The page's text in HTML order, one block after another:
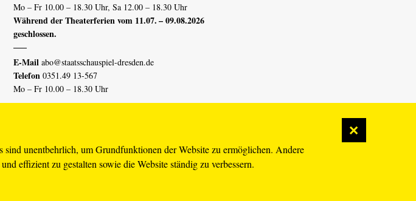
unentbehrlich, um Grundfunktionen der Website zu ermöglichen. Andere
effizient zu gestalten sowie die Website ständig zu verbessern.
Mo – Fr 10.00 – 18.30 Uhr, Sa 12.00 – 18.30 Uhr
Während der Theaterferien vom 11.07. – 09.08.2026
geschlossen.
E-Mail abo@staatsschauspiel-dresden.de
Telefon 0351.49 13-567
Mo – Fr 10.00 – 18.30 Uhr
Erklärung Barrierefreiheit